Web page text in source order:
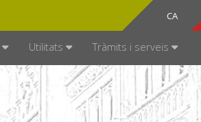
CA
ES
Utilitats Tràmits i serveis